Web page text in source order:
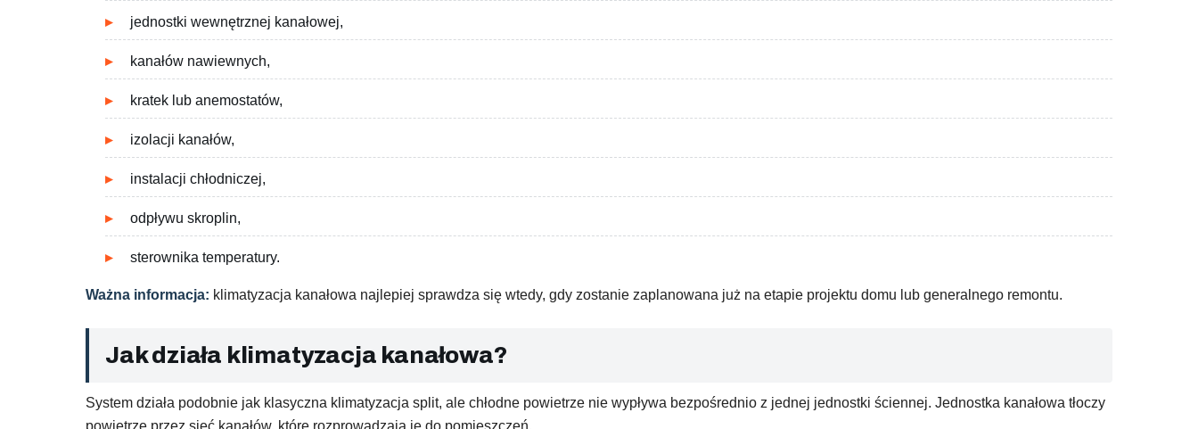
jednostki wewnętrznej kanałowej,
kanałów nawiewnych,
kratek lub anemostatów,
izolacji kanałów,
instalacji chłodniczej,
odpływu skroplin,
sterownika temperatury.
Ważna informacja: klimatyzacja kanałowa najlepiej sprawdza się wtedy, gdy zostanie zaplanowana już na etapie projektu domu lub generalnego remontu.
Jak działa klimatyzacja kanałowa?
System działa podobnie jak klasyczna klimatyzacja split, ale chłodne powietrze nie wypływa bezpośrednio z jednej jednostki ściennej. Jednostka kanałowa tłoczy
powietrze przez sieć kanałów, które rozprowadzają je do pomieszczeń.